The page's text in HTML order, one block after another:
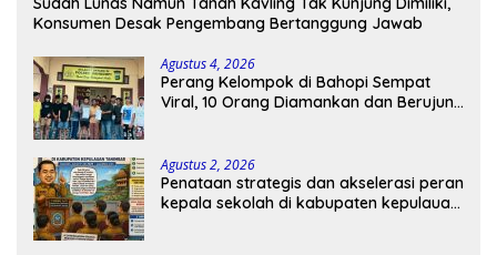
Konsumen Desak Pengembang Bertanggung Jawab
Agustus 4, 2026
Perang Kelompok di Bahopi Sempat
Viral, 10 Orang Diamankan dan Berujung
Agustus 2, 2026
Penataan strategis dan akselerasi peran
kepala sekolah di kabupaten kepulauan